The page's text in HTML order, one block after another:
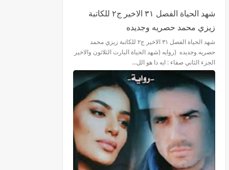
شهد الحياة الفصل ٣١ الاخير ج٢ للكاتبة
زيزي محمد حصريه وجديده
شهد الحياة الفصل ٣١ الاخير ج٢ للكاتبة زيزي محمد
حصريه وجديده (روايه (شهد الحياة البارت الثلاثون والاخير
الجزء الثاني صفاء : ايه دا هو الل…